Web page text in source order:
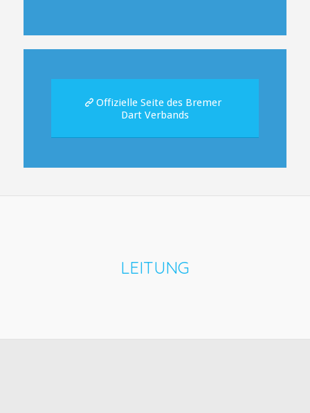
Offizielle Seite des Bremer
Dart Verbands
LEITUNG